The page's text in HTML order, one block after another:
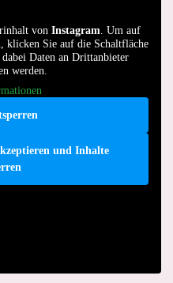
von Instagram. Um auf
klicken Sie auf die Schaltfläche
Daten an Drittanbieter
werden.
und Inhalte